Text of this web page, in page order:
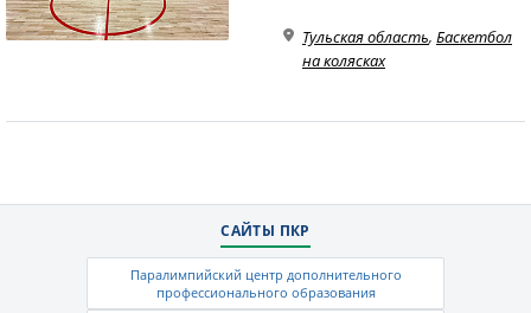
Тульская область, Баскетбол
на колясках
САЙТЫ ПКР
Паралимпийский центр дополнительного
профессионального образования